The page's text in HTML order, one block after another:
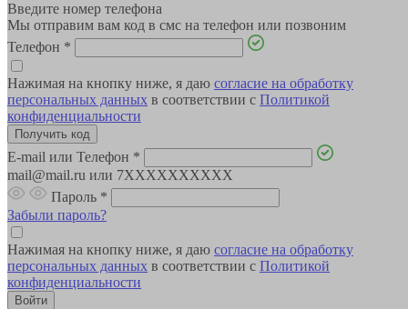
Введите номер телефона
Мы отправим вам код в смс на телефон или позвоним
Телефон *
Нажимая на кнопку ниже, я даю согласие на обработку
персональных данных в соответствии с Политикой
конфиденциальности
E-mail или Телефон *
mail@mail.ru или 7XXXXXXXXXX
Пароль *
Забыли пароль?
Нажимая на кнопку ниже, я даю согласие на обработку
персональных данных в соответствии с Политикой
конфиденциальности